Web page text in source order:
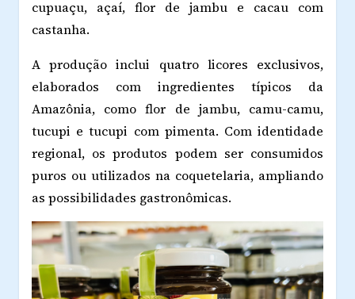
cupuaçu, açaí, flor de jambu e cacau com
castanha.
A produção inclui quatro licores exclusivos,
elaborados com ingredientes típicos da
Amazônia, como flor de jambu, camu-camu,
tucupi e tucupi com pimenta. Com identidade
regional, os produtos podem ser consumidos
puros ou utilizados na coquetelaria, ampliando
as possibilidades gastronômicas.